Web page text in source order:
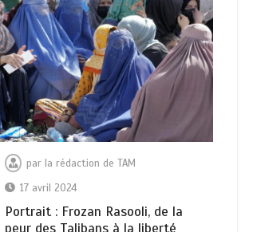
par la rédaction de TAM
17 avril 2024
Portrait : Frozan Rasooli, de la